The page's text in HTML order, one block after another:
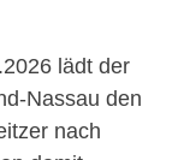
lädt der
Nassau den
nach